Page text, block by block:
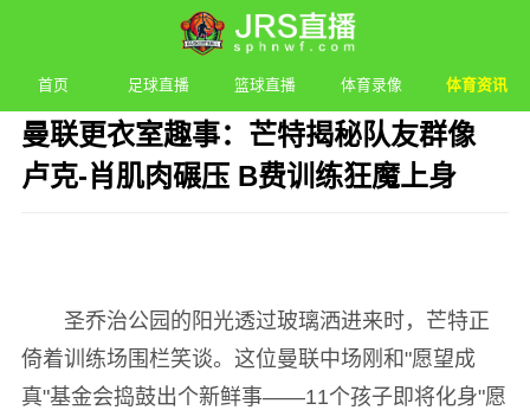
首页 足球直播 篮球直播 体育录像 体育资讯
曼联更衣室趣事：芒特揭秘队友群像
卢克-肖肌肉碾压 B费训练狂魔上身
圣乔治公园的阳光透过玻璃洒进来时，芒特正
倚着训练场围栏笑谈。这位曼联中场刚和"愿望成
真"基金会捣鼓出个新鲜事——11个孩子即将化身"愿